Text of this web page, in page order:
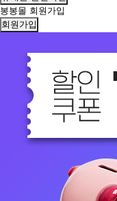
봉봉몰 회원가입
회원가입